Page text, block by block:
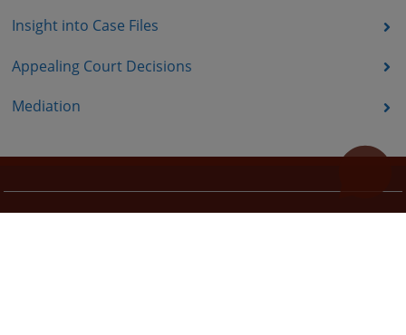
Insight into Case Files
Appealing Court Decisions
Mediation